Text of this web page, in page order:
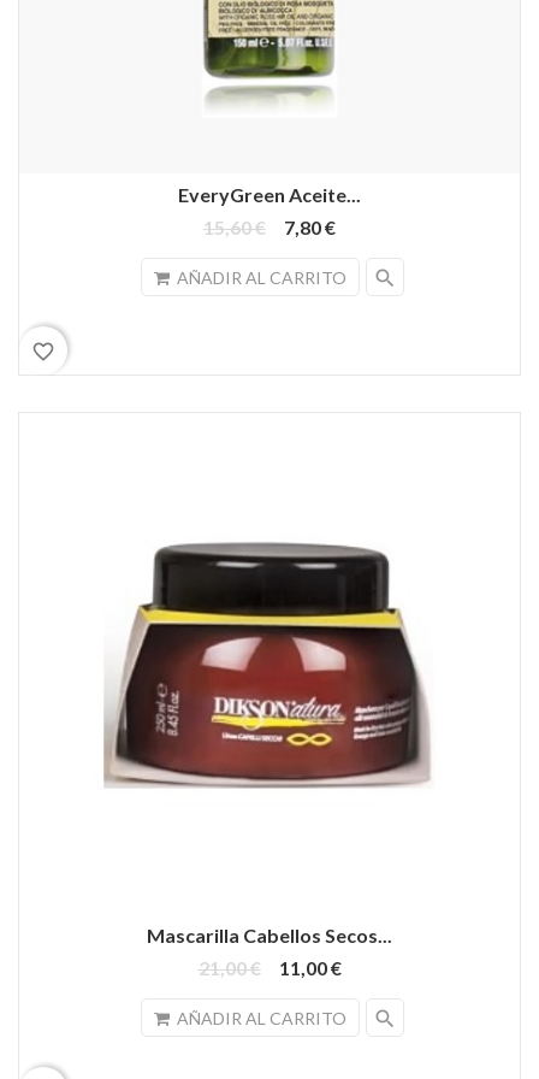
EveryGreen Aceite...
15,60 €
7,80 €
AÑADIR AL CARRITO search
favorite_border
Mascarilla Cabellos Secos...
21,00 €
11,00 €
AÑADIR AL CARRITO search